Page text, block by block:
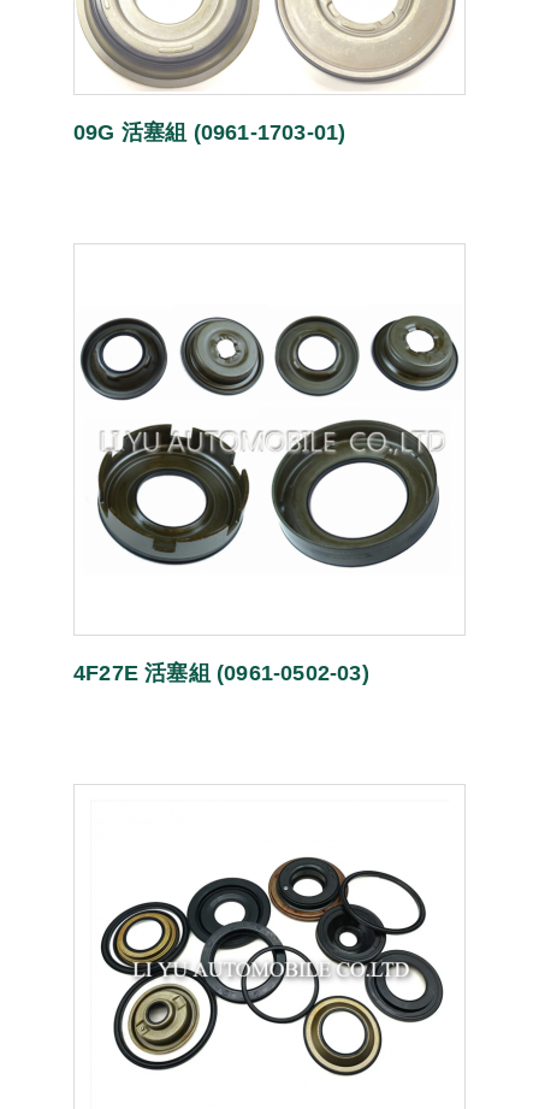
09G 活塞組 (0961-1703-01)
4F27E 活塞組 (0961-0502-03)